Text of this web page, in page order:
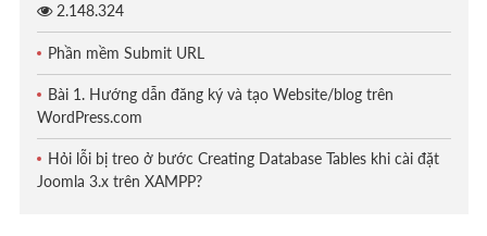
2.148.324
Phần mềm Submit URL
Bài 1. Hướng dẫn đăng ký và tạo Website/blog trên
WordPress.com
Hỏi lỗi bị treo ở bước Creating Database Tables khi cài đặt
Joomla 3.x trên XAMPP?